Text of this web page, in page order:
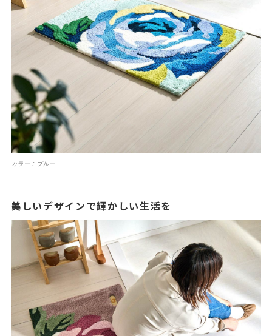
カラー：ブルー
美しいデザインで輝かしい生活を